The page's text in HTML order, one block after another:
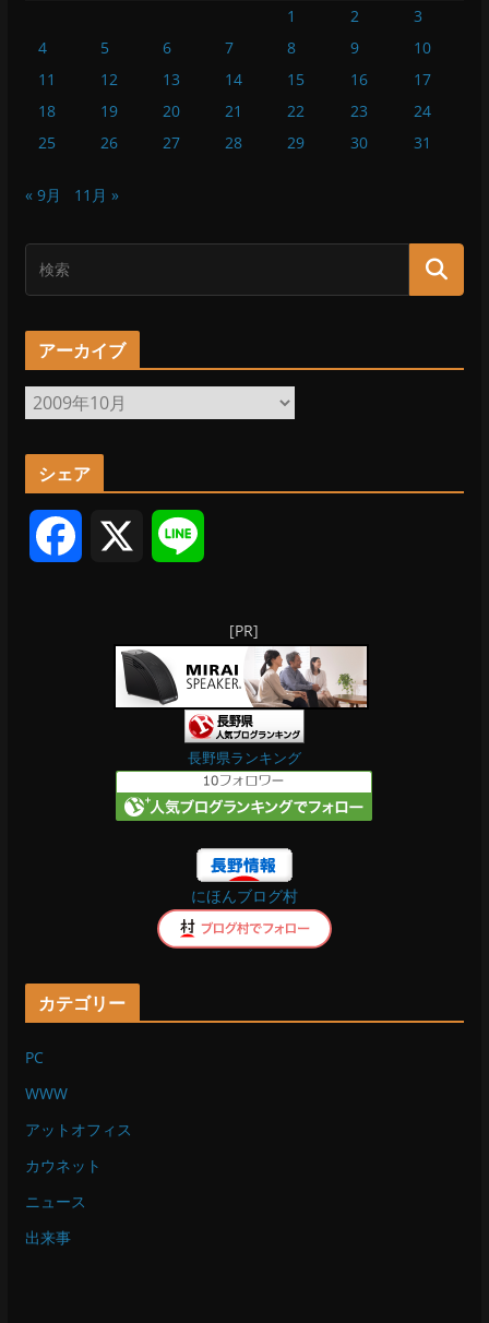
1
2
3
4
5 6 7 8 9
10
11
12 13 14 15 16
17
18
19 20 21 22 23
24
25
26 27 28 29 30 31
« 9月 11月 »
アーカイブ
ア
ー
カ
ブ
シェア
n
e
[PR]
長野県ランキング
にほんブログ村
カテゴリー
PC
WWW
アットオフィス
カウネット
ニュース
出来事